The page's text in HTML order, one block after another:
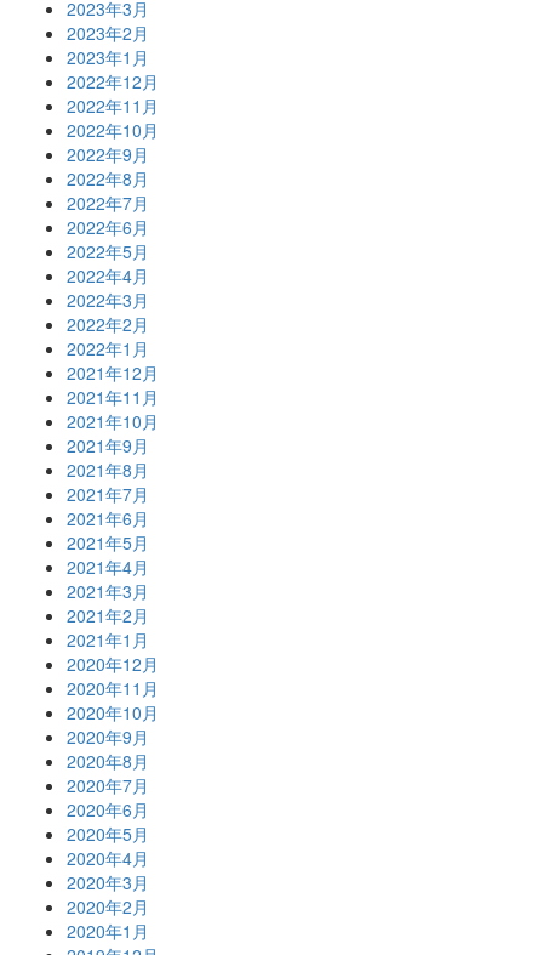
2023年3月
2023年2月
2023年1月
2022年12月
2022年11月
2022年10月
2022年9月
2022年8月
2022年7月
2022年6月
2022年5月
2022年4月
2022年3月
2022年2月
2022年1月
2021年12月
2021年11月
2021年10月
2021年9月
2021年8月
2021年7月
2021年6月
2021年5月
2021年4月
2021年3月
2021年2月
2021年1月
2020年12月
2020年11月
2020年10月
2020年9月
2020年8月
2020年7月
2020年6月
2020年5月
2020年4月
2020年3月
2020年2月
2020年1月